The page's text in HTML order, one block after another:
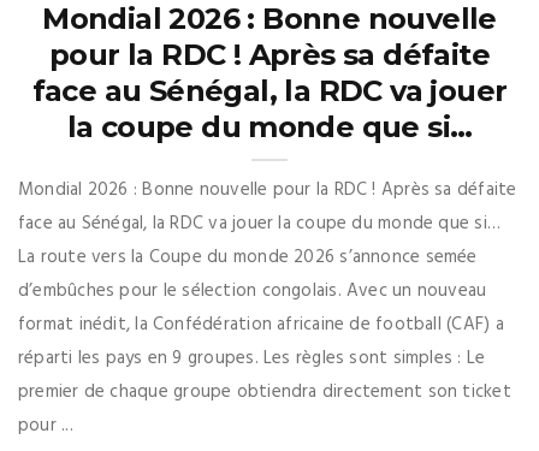
Mondial 2026 : Bonne nouvelle
pour la RDC ! Après sa défaite
face au Sénégal, la RDC va jouer
la coupe du monde que si…
Mondial 2026 : Bonne nouvelle pour la RDC ! Après sa défaite
face au Sénégal, la RDC va jouer la coupe du monde que si…
La route vers la Coupe du monde 2026 s’annonce semée
d’embûches pour le sélection congolais. Avec un nouveau
format inédit, la Confédération africaine de football (CAF) a
réparti les pays en 9 groupes. Les règles sont simples : Le
premier de chaque groupe obtiendra directement son ticket
pour ...